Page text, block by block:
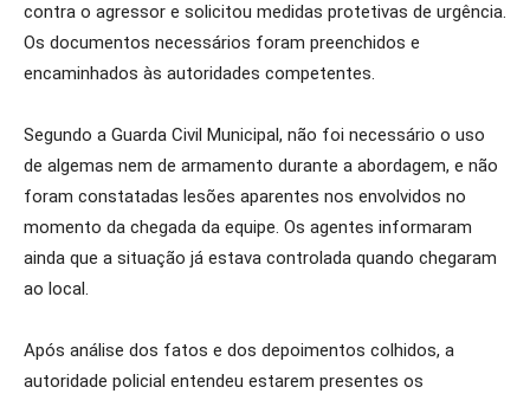
contra o agressor e solicitou medidas protetivas de urgência.
Os documentos necessários foram preenchidos e
encaminhados às autoridades competentes.
Segundo a Guarda Civil Municipal, não foi necessário o uso
de algemas nem de armamento durante a abordagem, e não
foram constatadas lesões aparentes nos envolvidos no
momento da chegada da equipe. Os agentes informaram
ainda que a situação já estava controlada quando chegaram
ao local.
Após análise dos fatos e dos depoimentos colhidos, a
autoridade policial entendeu estarem presentes os